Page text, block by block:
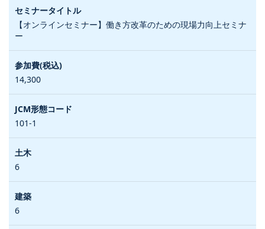
【オンラインセミナー】働き方改革のための現場力向上セミナ
ー
14,300
101-1
6
6